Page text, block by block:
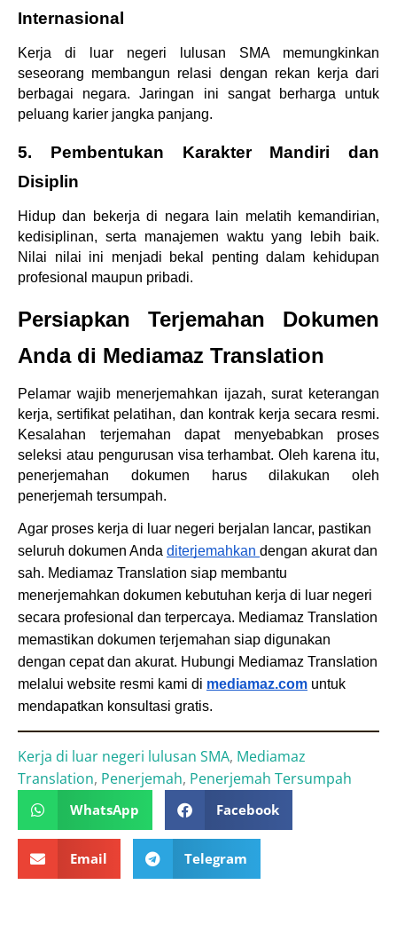
Internasional
Kerja di luar negeri lulusan SMA memungkinkan
seseorang membangun relasi dengan rekan kerja dari
berbagai negara. Jaringan ini sangat berharga untuk
peluang karier jangka panjang.
5. Pembentukan Karakter Mandiri dan
Disiplin
Hidup dan bekerja di negara lain melatih kemandirian,
kedisiplinan, serta manajemen waktu yang lebih baik.
Nilai nilai ini menjadi bekal penting dalam kehidupan
profesional maupun pribadi.
Persiapkan Terjemahan Dokumen
Anda di Mediamaz Translation
Pelamar wajib menerjemahkan ijazah, surat keterangan
kerja, sertifikat pelatihan, dan kontrak kerja secara resmi.
Kesalahan terjemahan dapat menyebabkan proses
seleksi atau pengurusan visa terhambat. Oleh karena itu,
penerjemahan dokumen harus dilakukan oleh
penerjemah tersumpah.
Agar proses kerja di luar negeri berjalan lancar, pastikan
seluruh dokumen Anda diterjemahkan dengan akurat dan
sah. Mediamaz Translation siap membantu
menerjemahkan dokumen kebutuhan kerja di luar negeri
secara profesional dan terpercaya. Mediamaz Translation
memastikan dokumen terjemahan siap digunakan
dengan cepat dan akurat. Hubungi Mediamaz Translation
melalui website resmi kami di mediamaz.com untuk
mendapatkan konsultasi gratis.
Kerja di luar negeri lulusan SMA, Mediamaz
Translation, Penerjemah, Penerjemah Tersumpah
WhatsApp Facebook
Email Telegram